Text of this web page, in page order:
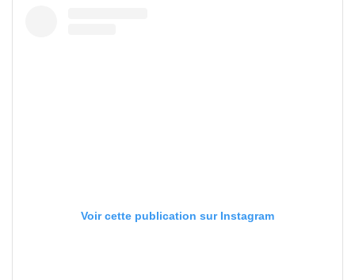
Voir cette publication sur Instagram